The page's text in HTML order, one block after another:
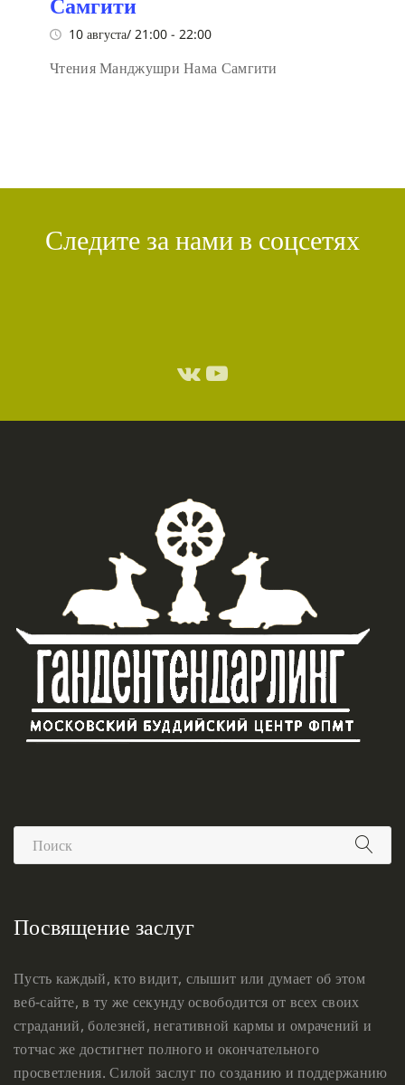
10 августа/ 21:00 - 22:00
Чтения Манджушри Нама Самгити
Следите за нами в соцсетях
Посвящение заслуг
Пусть каждый, кто видит, слышит или думает об этом
веб-сайте, в ту же секунду освободится от всех своих
страданий, болезней, негативной кармы и омрачений и
тотчас же достигнет полного и окончательного
просветления. Силой заслуг по созданию и поддержанию